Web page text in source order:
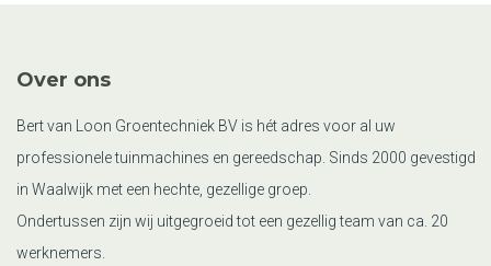
Over ons
Bert van Loon Groentechniek BV is hét adres voor al uw
professionele tuinmachines en gereedschap. Sinds 2000 gevestigd
in Waalwijk met een hechte, gezellige groep.
Ondertussen zijn wij uitgegroeid tot een gezellig team van ca. 20
werknemers.